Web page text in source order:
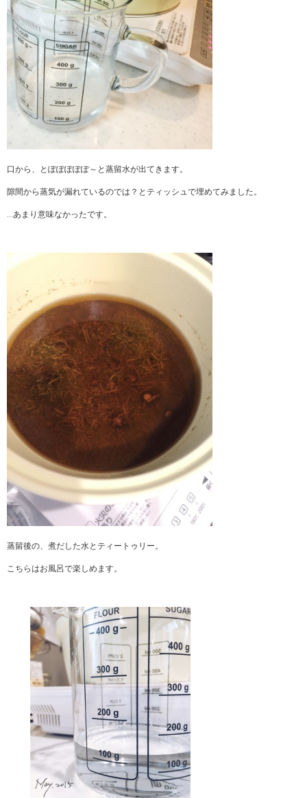
口から、とぽぽぽぽぽ～と蒸留水が出てきます。
隙間から蒸気が漏れているのでは？とティッシュで埋めてみました。
…あまり意味なかったです。
蒸留後の、煮だした水とティートゥリー。
こちらはお風呂で楽しめます。